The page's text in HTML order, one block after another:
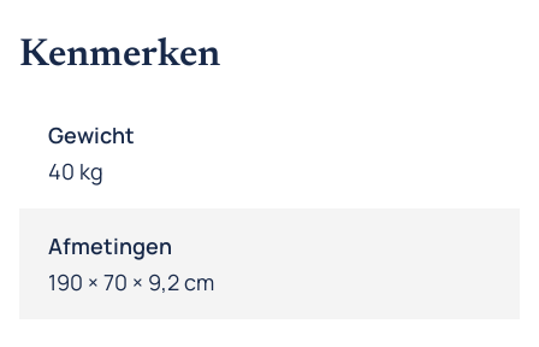
Kenmerken
Gewicht
40 kg
Afmetingen
190 × 70 × 9,2 cm